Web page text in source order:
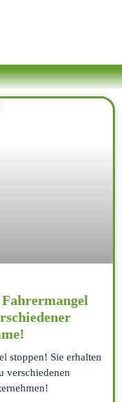
stoppen! Sie erhalten
verschiedenen